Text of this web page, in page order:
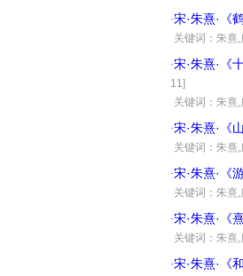
·宋·朱熹·《
关键词：朱熹,
·宋·朱熹·《
11]
关键词：朱熹,
·宋·朱熹·《
关键词：朱熹,
·宋·朱熹·《
关键词：朱熹,
·宋·朱熹·《
关键词：朱熹,
·宋·朱熹·《